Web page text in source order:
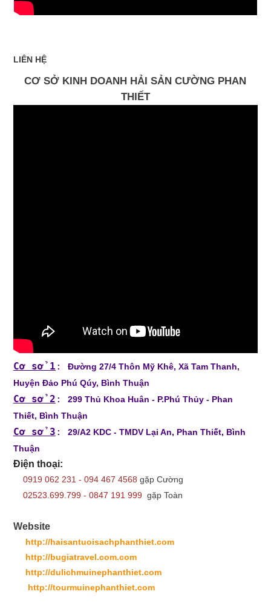
LIÊN HỆ
CƠ SỞ KINH DOANH HẢI SẢN CƯỜNG PHAN
THIẾT
Cơ sở 1 :
Đường 27/4 Thôn Mỹ Khê, Xã Tam Thanh,
Huyện Đảo Phú Qúy, Bình Thuận
Cơ sở 2 :
299 Thủ Khoa Huân - P.Phú Thủy - Phan
Thiết, Bình Thuận
Cơ sở 3 :
29/A2 KDC - TMDV Lại An, Phan Thiết, Bình
Thuận
Điện thoại:
0919 062 231 - 094 467 4568 gặp Cường
02523.699.799 - 0847 191 999gặp Toàn
Website
http://haisantuoisachphanthiet.com
http://bugiatravel.com.com
http://dulichmuinephanthiet.com
http://tourmuinephanthiet.com